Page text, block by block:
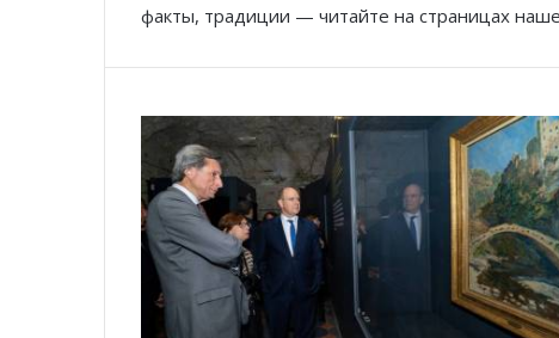
факты, традиции — читайте на страницах